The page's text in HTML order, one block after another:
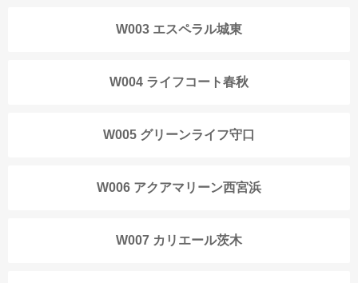
W003 エスペラル城東
W004 ライフコート春秋
W005 グリーンライフ守口
W006 アクアマリーン西宮浜
W007 カリエール茨木